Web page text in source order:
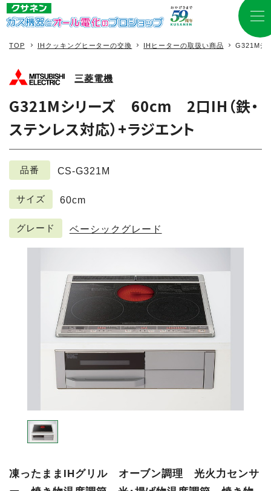
TOP IHクッキングヒーターの交換 IHヒーターの取扱い商品 G321Mシ
三菱電機
G321Mシリーズ 60cm 2口IH（鉄・
ステンレス対応）+ラジエント
品番 CS-G321M
サイズ 60cm
グレード ベーシックグレード
凍ったままIHグリル オーブン調理 光火力センサ